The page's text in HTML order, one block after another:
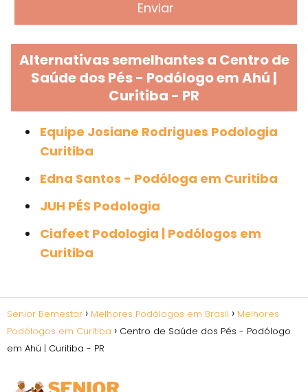
Alternativas semelhantes a Centro de
Saúde dos Pés - Podólogo em Ahú |
Curitiba - PR
Equipe Josiane Rodrigues Podologia
Curitiba
Edna Santos - Podóloga em Curitiba
JUH PÉS Podologia
Ciafeet Podologia | Podólogos em
Curitiba
Senior Bemestar Melhores Podólogos em Brasil
Melhores
Podólogos em Curitiba
Centro de Saúde dos Pés - Podólogo
em Ahú | Curitiba - PR